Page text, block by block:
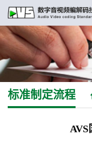
标准制定流程